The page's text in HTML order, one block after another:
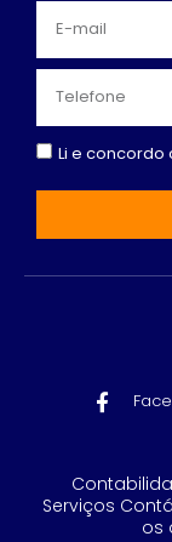
Li e concordo
Serviços
os